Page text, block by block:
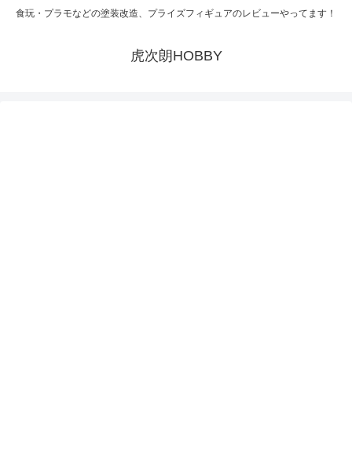
食玩・プラモなどの塗装改造、プライズフィギュアのレビューやってます！
虎次朗HOBBY